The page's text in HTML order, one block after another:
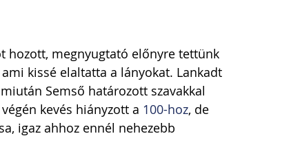
hozott, megnyugtató előnyre tettünk
kissé elaltatta a lányokat. Lankadt
Semső határozott szavakkal
kevés hiányzott a 100-hoz, de
igaz ahhoz ennél nehezebb